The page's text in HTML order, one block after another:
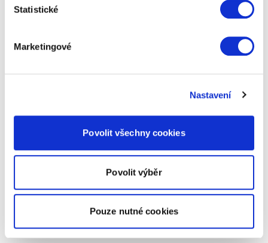
Statistické
Marketingové
Nastavení
Povolit všechny cookies
Povolit výběr
Pouze nutné cookies